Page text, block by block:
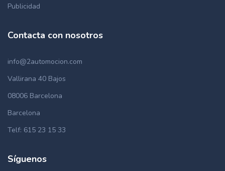
Publicidad
Contacta con nosotros
info@2automocion.com
Vallirana 40 Bajos
08006 Barcelona
Barcelona
Telf: 615 23 15 33
Síguenos